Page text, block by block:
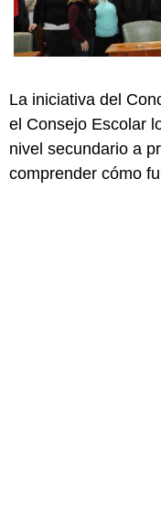
La iniciativa del
el Consejo Escolar
nivel secundario a
comprender cómo